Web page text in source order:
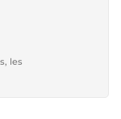
les